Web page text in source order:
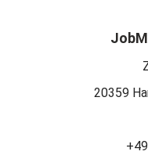
20359